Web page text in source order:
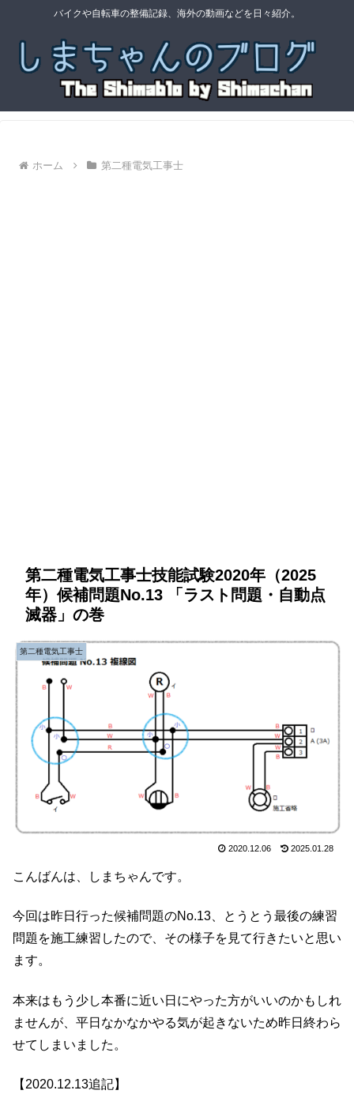
バイクや自転車の整備記録、海外の動画などを日々紹介。
ホーム 第二種電気工事士
第二種電気工事士技能試験2020年（2025
年）候補問題No.13 「ラスト問題・自動点
滅器」の巻
第二種電気工事士
2020.12.06 2025.01.28
こんばんは、しまちゃんです。
今回は昨日行った候補問題のNo.13、とうとう最後の練習
問題を施工練習したので、その様子を見て行きたいと思い
ます。
本来はもう少し本番に近い日にやった方がいいのかもしれ
ませんが、平日なかなかやる気が起きないため昨日終わら
せてしまいました。
【2020.12.13追記】